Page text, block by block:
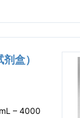
盒）
– 4000